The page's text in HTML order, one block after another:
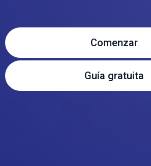
Comenzar
Guía gratuita